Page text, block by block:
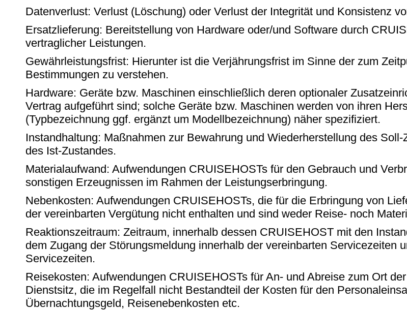
Datenverlust: Verlust (Löschung) oder Verlust der Integrität und Konsistenz
Ersatzlieferung: Bereitstellung von Hardware oder/und Software durch
vertraglicher Leistungen.
Gewährleistungsfrist: Hierunter ist die Verjährungsfrist im Sinne der zum
Bestimmungen zu verstehen.
Hardware: Geräte bzw. Maschinen einschließlich deren optionaler
Vertrag aufgeführt sind; solche Geräte bzw. Maschinen werden von ihren
(Typbezeichnung ggf. ergänzt um Modellbezeichnung) näher spezifiziert.
Instandhaltung: Maßnahmen zur Bewahrung und Wiederherstellung des
des Ist-Zustandes.
Materialaufwand: Aufwendungen CRUISEHOSTs für den Gebrauch und
sonstigen Erzeugnissen im Rahmen der Leistungserbringung.
Nebenkosten: Aufwendungen CRUISEHOSTs, die für die Erbringung von
der vereinbarten Vergütung nicht enthalten und sind weder Reise- noch
Reaktionszeitraum: Zeitraum, innerhalb dessen CRUISEHOST mit den
dem Zugang der Störungsmeldung innerhalb der vereinbarten Servicezeiten
Servicezeiten.
Reisekosten: Aufwendungen CRUISEHOSTs für An- und Abreise zum Ort
Dienstsitz, die im Regelfall nicht Bestandteil der Kosten für den
Übernachtungsgeld, Reisenebenkosten etc.